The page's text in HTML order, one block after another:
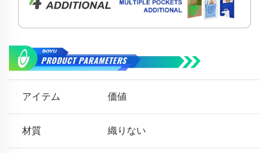
アイテム 価値
材質 織りない